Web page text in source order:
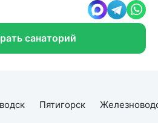
санаторий
Пятигорск